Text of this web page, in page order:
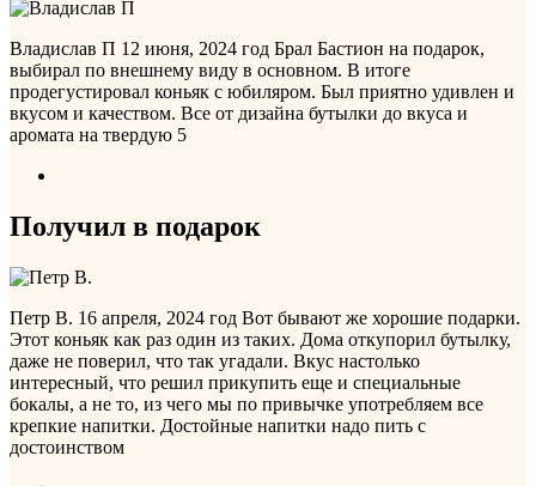
Владислав П 12 июня, 2024 год Брал Бастион на подарок,
выбирал по внешнему виду в основном. В итоге
продегустировал коньяк с юбиляром. Был приятно удивлен и
вкусом и качеством. Все от дизайна бутылки до вкуса и
аромата на твердую 5
Получил в подарок
Петр В. 16 апреля, 2024 год Вот бывают же хорошие подарки.
Этот коньяк как раз один из таких. Дома откупорил бутылку,
даже не поверил, что так угадали. Вкус настолько
интересный, что решил прикупить еще и специальные
бокалы, а не то, из чего мы по привычке употребляем все
крепкие напитки. Достойные напитки надо пить с
достоинством